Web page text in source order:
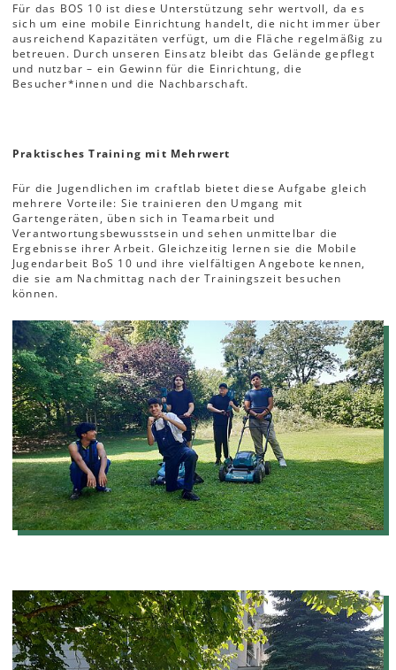
Für das BOS 10 ist diese Unterstützung sehr wertvoll, da es
sich um eine mobile Einrichtung handelt, die nicht immer über
ausreichend Kapazitäten verfügt, um die Fläche regelmäßig zu
betreuen. Durch unseren Einsatz bleibt das Gelände gepflegt
und nutzbar – ein Gewinn für die Einrichtung, die
Besucher*innen und die Nachbarschaft.
Praktisches Training mit Mehrwert
Für die Jugendlichen im craftlab bietet diese Aufgabe gleich
mehrere Vorteile: Sie trainieren den Umgang mit
Gartengeräten, üben sich in Teamarbeit und
Verantwortungsbewusstsein und sehen unmittelbar die
Ergebnisse ihrer Arbeit. Gleichzeitig lernen sie die Mobile
Jugendarbeit BoS 10 und ihre vielfältigen Angebote kennen,
die sie am Nachmittag nach der Trainingszeit besuchen
können.